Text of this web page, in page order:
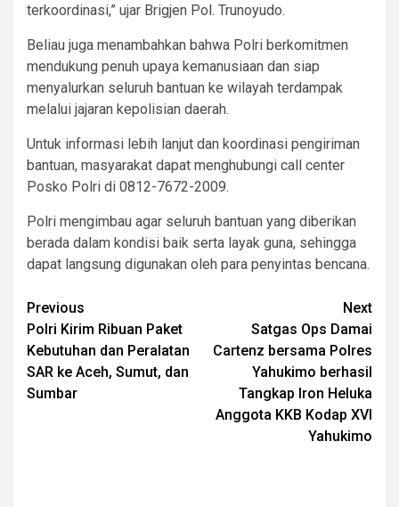
terkoordinasi,” ujar Brigjen Pol. Trunoyudo.
Beliau juga menambahkan bahwa Polri berkomitmen
mendukung penuh upaya kemanusiaan dan siap
menyalurkan seluruh bantuan ke wilayah terdampak
melalui jajaran kepolisian daerah.
Untuk informasi lebih lanjut dan koordinasi pengiriman
bantuan, masyarakat dapat menghubungi call center
Posko Polri di 0812-7672-2009.
Polri mengimbau agar seluruh bantuan yang diberikan
berada dalam kondisi baik serta layak guna, sehingga
dapat langsung digunakan oleh para penyintas bencana.
Post
navigation
Previous
Polri Kirim Ribuan Paket
Kebutuhan dan Peralatan
SAR ke Aceh, Sumut, dan
Sumbar
Next
Satgas Ops Damai
Cartenz bersama Polres
Yahukimo berhasil
Tangkap Iron Heluka
Anggota KKB Kodap XVI
Yahukimo